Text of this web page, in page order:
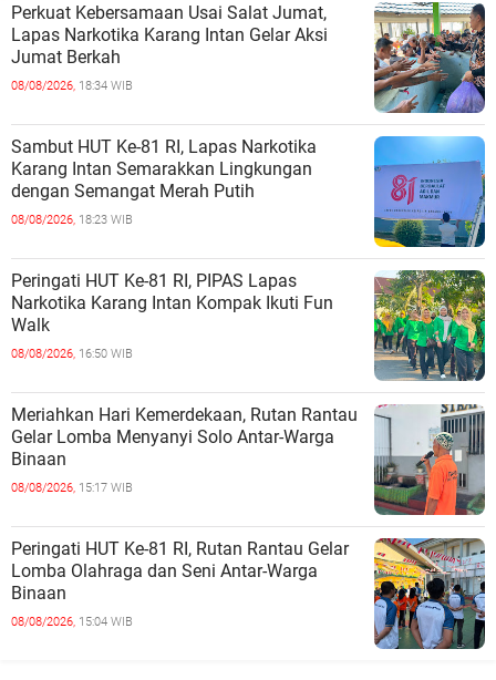
Perkuat Kebersamaan Usai Salat Jumat,
Lapas Narkotika Karang Intan Gelar Aksi
Jumat Berkah
08/08/2026, 18:34 WIB
Sambut HUT Ke-81 RI, Lapas Narkotika
Karang Intan Semarakkan Lingkungan
dengan Semangat Merah Putih
08/08/2026, 18:23 WIB
Peringati HUT Ke-81 RI, PIPAS Lapas
Narkotika Karang Intan Kompak Ikuti Fun
Walk
08/08/2026, 16:50 WIB
Meriahkan Hari Kemerdekaan, Rutan Rantau
Gelar Lomba Menyanyi Solo Antar-Warga
Binaan
08/08/2026, 15:17 WIB
Peringati HUT Ke-81 RI, Rutan Rantau Gelar
Lomba Olahraga dan Seni Antar-Warga
Binaan
08/08/2026, 15:04 WIB